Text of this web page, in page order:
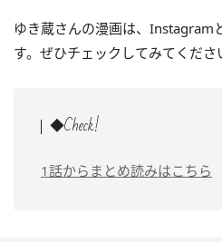
ゆき蔵さんの漫画は、Instagram
す。ぜひチェックしてみてくださ
◆Check!
1話からまとめ読みはこちら